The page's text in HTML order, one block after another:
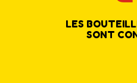
LES
SONT